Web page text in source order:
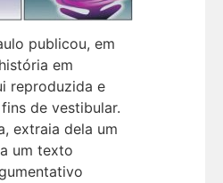
publicou, em
em
reproduzida e
de vestibular.
extraia dela um
um texto